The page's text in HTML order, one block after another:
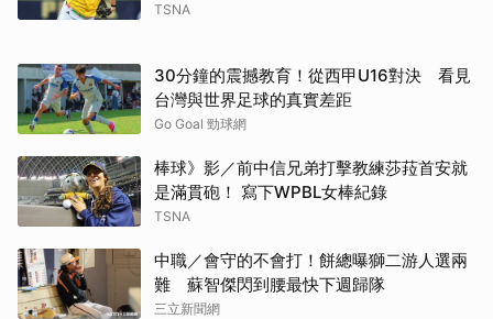
TSNA
30分鐘的震撼教育！從西甲U16對決 看見
台灣與世界足球的真實差距
Go Goal 勁球網
棒球》影／前中信兄弟打擊教練莎菈首安就
是滿貫砲！ 寫下WPBL女棒紀錄
TSNA
中職／會守的不會打！餅總曝獅二游人選兩
難 蘇智傑閃到腰最快下週歸隊
三立新聞網